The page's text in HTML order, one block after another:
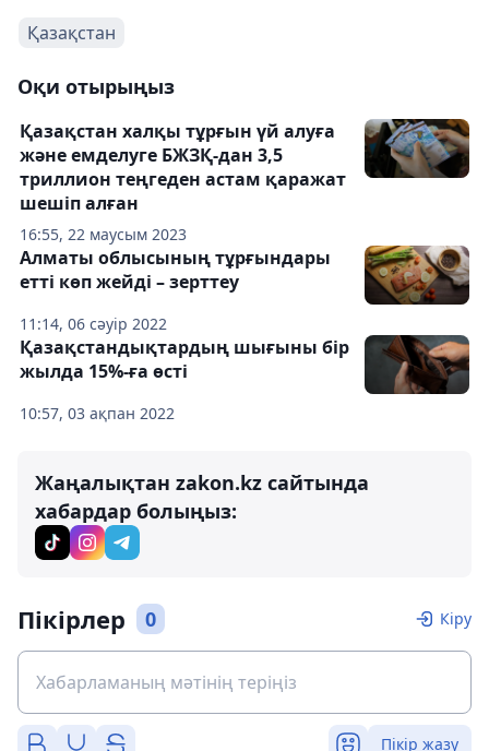
Қазақстан
Оқи отырыңыз
16:55, 22 маусым 2023
Қазақстан халқы тұрғын үй алуға
және емделуге БЖЗҚ-дан 3,5
триллион теңгеден астам қаражат
шешіп алған
11:14, 06 сәуір 2022
Алматы облысының тұрғындары
етті көп жейді – зерттеу
10:57, 03 ақпан 2022
Қазақстандықтардың шығыны бір
жылда 15%-ға өсті
Жаңалықтан zakon.kz сайтында
хабардар болыңыз:
Пікірлер 0 Кіру
Пікір жазу